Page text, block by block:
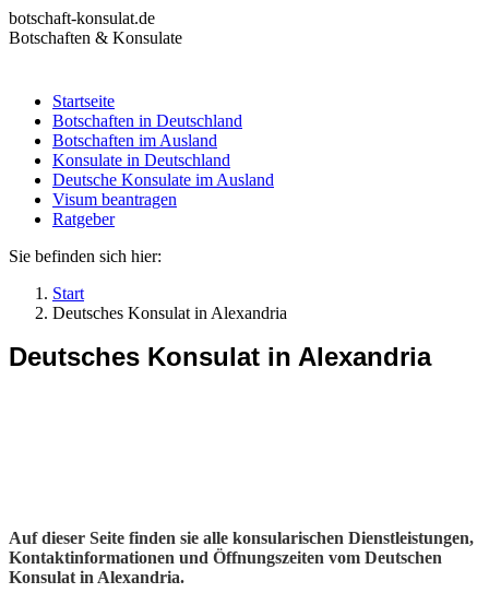
Zum
Inhalt
botschaft-konsulat.de
Botschaften & Konsulate
Startseite
Botschaften in Deutschland
Botschaften im Ausland
Konsulate in Deutschland
Deutsche Konsulate im Ausland
Visum beantragen
Ratgeber
Startseite
Botschaften in Deutschland
Botschaften im Ausland
Konsulate in Deutschland
Deutsche Konsulate im Ausland
Visum beantragen
Ratgeber
Sie befinden sich hier:
Start
Deutsches Konsulat in Alexandria
Deutsches Konsulat in Alexandria
Auf dieser Seite finden sie alle konsularischen Dienstleistungen,
Kontaktinformationen und Öffnungszeiten vom Deutschen
Konsulat in Alexandria.